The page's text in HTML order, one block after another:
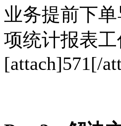
业务提前下
项统计报表
[attach]571[/